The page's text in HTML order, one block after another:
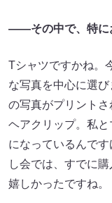
――その中で、特に
Tシャツですかね。
な写真を中心に選
の写真がプリントさ
ヘアクリップ。私
になっているんで
し会では、すでに
嬉しかったですね。